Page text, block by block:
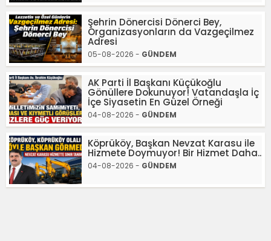
Şehrin Dönercisi Dönerci Bey,
Organizasyonların da Vazgeçilmez
Adresi
05-08-2026 - GÜNDEM
AK Parti İl Başkanı Küçükoğlu
Gönüllere Dokunuyor! Vatandaşla İç
İçe Siyasetin En Güzel Örneği
04-08-2026 - GÜNDEM
Köprüköy, Başkan Nevzat Karasu ile
Hizmete Doymuyor! Bir Hizmet Daha..
04-08-2026 - GÜNDEM